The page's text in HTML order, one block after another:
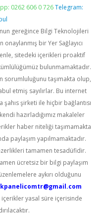
0262 606 0 726 Telegram:
gereğince Bilgi Teknolojileri
bir Yer Sağlayıcı
sitedeki içerikleri proaktif
bulunmamaktadır.
sorumluluğunu taşımakta olup,
etmiş sayılırlar. Bu internet
şirketi ile hiçbir bağlantısı
hazırladığımız makaleler
haber niteliği taşımamakta
paylaşım yapılmamaktadır.
tamamen tesadüfidir.
ücretsiz bir bilgi paylaşım
aykırı olduğunu
yasal süre içerisinde